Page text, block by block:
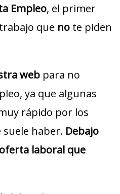
Empleo, el primer
que no te piden
web para no
ya que algunas
rápido por los
suele haber. Debajo
laboral que